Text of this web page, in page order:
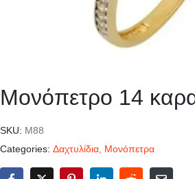
Μονόπετρο 14
SKU: Μ88
Categories: Δαχτυλίδια Μονόπετρα